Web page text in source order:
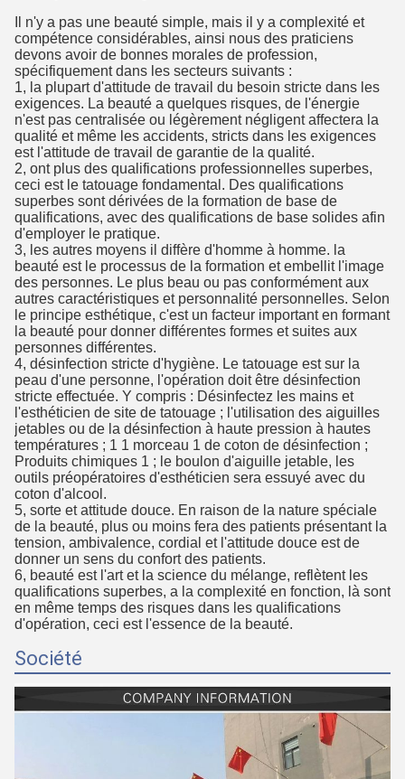
Il n'y a pas une beauté simple, mais il y a complexité et
compétence considérables, ainsi nous des praticiens
devons avoir de bonnes morales de profession,
spécifiquement dans les secteurs suivants :
1, la plupart d'attitude de travail du besoin stricte dans les
exigences. La beauté a quelques risques, de l'énergie
n'est pas centralisée ou légèrement négligent affectera la
qualité et même les accidents, stricts dans les exigences
est l'attitude de travail de garantie de la qualité.
2, ont plus des qualifications professionnelles superbes,
ceci est le tatouage fondamental. Des qualifications
superbes sont dérivées de la formation de base de
qualifications, avec des qualifications de base solides afin
d'employer le pratique.
3, les autres moyens il diffère d'homme à homme. la
beauté est le processus de la formation et embellit l'image
des personnes. Le plus beau ou pas conformément aux
autres caractéristiques et personnalité personnelles. Selon
le principe esthétique, c'est un facteur important en formant
la beauté pour donner différentes formes et suites aux
personnes différentes.
4, désinfection stricte d'hygiène. Le tatouage est sur la
peau d'une personne, l'opération doit être désinfection
stricte effectuée. Y compris : Désinfectez les mains et
l'esthéticien de site de tatouage ; l'utilisation des aiguilles
jetables ou de la désinfection à haute pression à hautes
températures ; 1 1 morceau 1 de coton de désinfection ;
Produits chimiques 1 ; le boulon d'aiguille jetable, les
outils préopératoires d'esthéticien sera essuyé avec du
coton d'alcool.
5, sorte et attitude douce. En raison de la nature spéciale
de la beauté, plus ou moins fera des patients présentant la
tension, ambivalence, cordial et l'attitude douce est de
donner un sens du confort des patients.
6, beauté est l'art et la science du mélange, reflètent les
qualifications superbes, a la complexité en fonction, là sont
en même temps des risques dans les qualifications
d'opération, ceci est l'essence de la beauté.
Société